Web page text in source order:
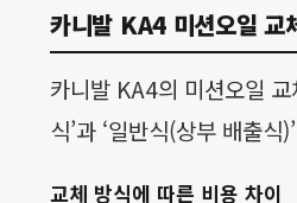
카니발 KA4 미션오일 교
카니발 KA4의 미션오일
식’과 ‘일반식(상부 배출
교체 방식에 따른 비용 차이